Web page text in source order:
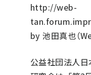
http://web-
by池田真也（
公益社団法人日